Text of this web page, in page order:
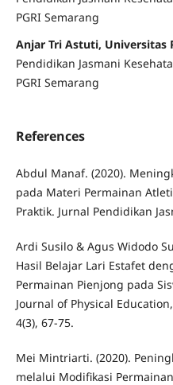
PGRI Semarang
Anjar Tri Astuti, Universitas
Pendidikan Jasmani
PGRI Semarang
References
Abdul Manaf. (2020).
pada Materi Permainan
Praktik. Jurnal Pendidikan
Ardi Susilo & Agus Widodo
Hasil Belajar Lari Estafet
Permainan Pienjong pada
Journal of Physical
4(3), 67-75.
Mei Mintriarti. (2020).
melalui Modifikasi